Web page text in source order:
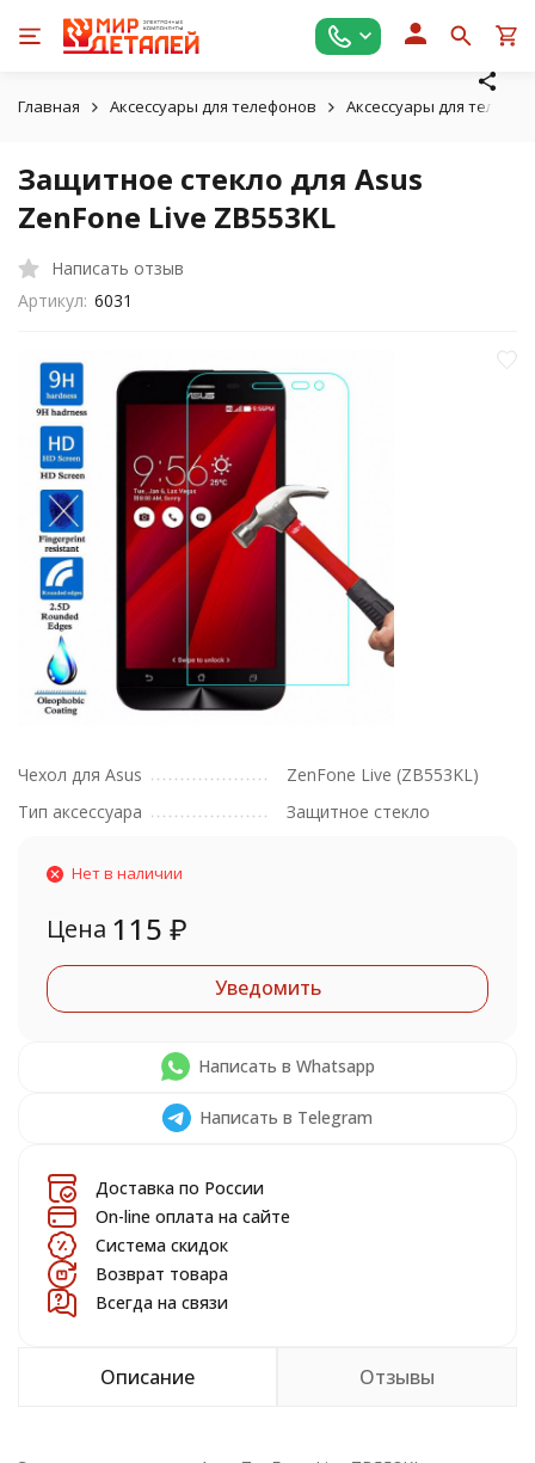
Главная Аксессуары для телефонов Аксессуары для
Защитное стекло для Asus
ZenFone Live ZB553KL
Написать отзыв
Артикул: 6031
Чехол для Asus
ZenFone Live (ZB553KL)
Тип аксессуара
Защитное стекло
Нет в наличии
Цена 115 ₽
Уведомить
Написать в Whatsapp
Написать в Telegram
Доставка по России
On-line оплата на сайте
Система скидок
Возврат товара
Всегда на связи
Описание Отзывы